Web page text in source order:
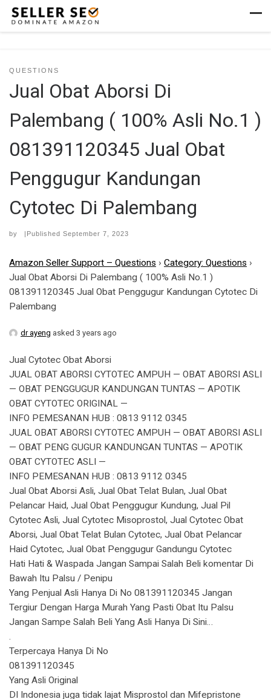
Skip to content
QUESTIONS
Jual Obat Aborsi Di
Palembang ( 100% Asli No.1 )
081391120345 Jual Obat
Penggugur Kandungan
Cytotec Di Palembang
by |Published September 7, 2023
Amazon Seller Support – Questions › Category: Questions ›
Jual Obat Aborsi Di Palembang ( 100% Asli No.1 )
081391120345 Jual Obat Penggugur Kandungan Cytotec Di
Palembang
dr ayeng asked 3 years ago
Jual Cytotec Obat Aborsi
JUAL OBAT ABORSI CYTOTEC AMPUH — OBAT ABORSI ASLI
— OBAT PENGGUGUR KANDUNGAN TUNTAS — APOTIK
OBAT CYTOTEC ORIGINAL —
INFO PEMESANAN HUB : 0813 9112 0345
JUAL OBAT ABORSI CYTOTEC AMPUH — OBAT ABORSI ASLI
— OBAT PENG GUGUR KANDUNGAN TUNTAS — APOTIK
OBAT CYTOTEC ASLI —
INFO PEMESANAN HUB : 0813 9112 0345
Jual Obat Aborsi Asli, Jual Obat Telat Bulan, Jual Obat
Pelancar Haid, Jual Obat Penggugur Kundung, Jual Pil
Cytotec Asli, Jual Cytotec Misoprostol, Jual Cytotec Obat
Aborsi, Jual Obat Telat Bulan Cytotec, Jual Obat Pelancar
Haid Cytotec, Jual Obat Penggugur Gandungu Cytotec
Hati Hati & Waspada Jangan Sampai Salah Beli komentar Di
Bawah Itu Palsu / Penipu
Yang Penjual Asli Hanya Di No 081391120345 Jangan
Tergiur Dengan Harga Murah Yang Pasti Obat Itu Palsu
Jangan Sampe Salah Beli Yang Asli Hanya Di Sini…
Terpercaya Hanya Di No
081391120345
Yang Asli Original
DI Indonesia juga tidak lajat Misprostol dan Mifepristone